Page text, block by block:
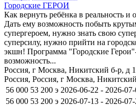
Городские ГЕРОИ
Как вернуть ребёнка в реальность и
Дать ему возможность побыть
супергероем, нужно знать свою
суперсилу, нужно прийти на
экшн! Программа "Городские Герои"-
возможность...
Россия, г Москва, Никитский б-р, д
Россия, Россия, г Москва,
56 000 53 200 э 2026-06-22 - 2026-
56 000 53 200 э 2026-07-13 - 2026-